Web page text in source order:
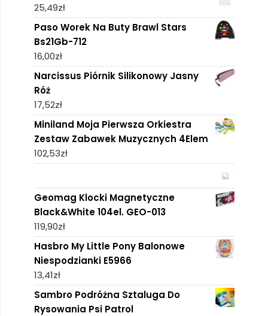
25,49zł
Paso Worek Na Buty Brawl Stars
Bs21Gb-712
16,00zł
Narcissus Piórnik Silikonowy Jasny
Róż
17,52zł
Miniland Moja Pierwsza Orkiestra
Zestaw Zabawek Muzycznych 4Elem
102,53zł
Geomag Klocki Magnetyczne
Black&White 104el. GEO-013
119,90zł
Hasbro My Little Pony Balonowe
Niespodzianki E5966
13,41zł
Sambro Podróżna Sztaluga Do
Rysowania Psi Patrol